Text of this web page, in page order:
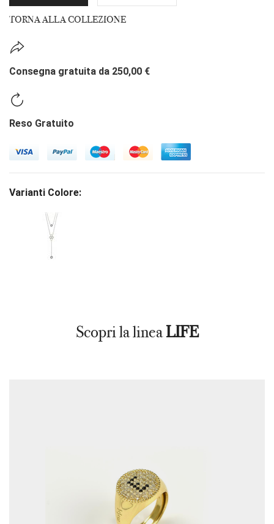
TORNA ALLA COLLEZIONE
Consegna gratuita da 250,00 €
Reso Gratuito
Varianti Colore:
Scopri la lineaLIFE